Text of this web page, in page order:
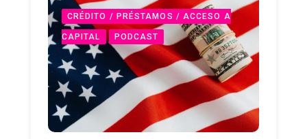
CRÉDITO / PRÉSTAMOS / ACCESO A
CAPITAL PODCAST